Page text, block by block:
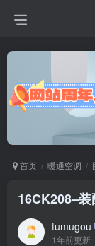
首页 暖通空调
16CK208–
tumugou
1年前更新